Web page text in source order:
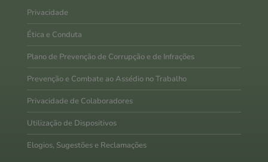
Privacidade
Ética e Conduta
Plano de Prevenção de Corrupção e de Infrações
Prevenção e Combate ao Assédio no Trabalho
Privacidade de Colaboradores
Utilização de Dispositivos
Elogios, Sugestões e Reclamações